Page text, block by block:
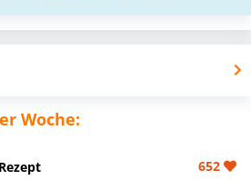
Woche:
652